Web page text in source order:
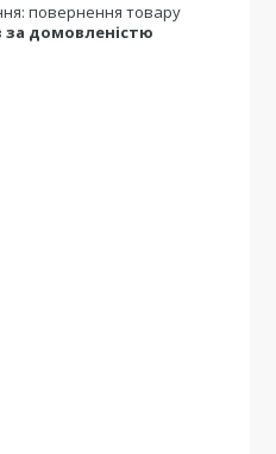
повернення товару
за домовленістю